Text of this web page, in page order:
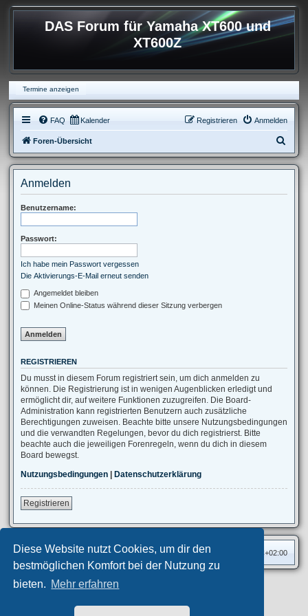
Diese Website nutzt Cookies, um dir den
bestmöglichen Komfort bei der Nutzung zu
bieten. Mehr erfahren
DAS Forum für Yamaha XT600 und
XT600Z
Termine anzeigen
FAQ Kalender Anmelden
Registrieren
Foren-Übersicht
u
Anmelden
Benutzername:
Passwort:
Ich habe mein Passwort vergessen
Die Aktivierungs-E-Mail erneut senden
Angemeldet bleiben
Meinen Online-Status während dieser Sitzung verbergen
REGISTRIEREN
Du musst in diesem Forum registriert sein, um dich anmelden zu
können. Die Registrierung ist in wenigen Augenblicken erledigt und
ermöglicht dir, auf weitere Funktionen zuzugreifen. Die Board-
Administration kann registrierten Benutzern auch zusätzliche
Berechtigungen zuweisen. Beachte bitte unsere Nutzungsbedingungen
und die verwandten Regelungen, bevor du dich registrierst. Bitte
beachte auch die jeweiligen Forenregeln, wenn du dich in diesem
Board bewegst.
Nutzungsbedingungen | Datenschutzerklärung
Registrieren
Foren-Übersicht Alle Zeiten sind UTC+02:00
Privates Forum ©